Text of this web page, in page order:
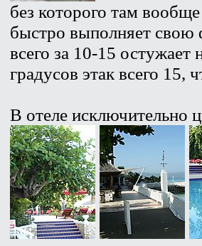
без которого там
быстро выполняет
всего за 10-15
градусов этак всего 15,
В отеле исключительно